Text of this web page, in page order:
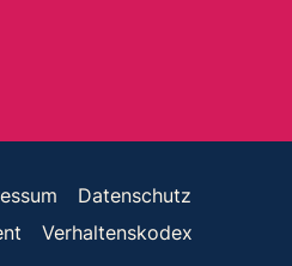
Datenschutz
Verhaltenskodex